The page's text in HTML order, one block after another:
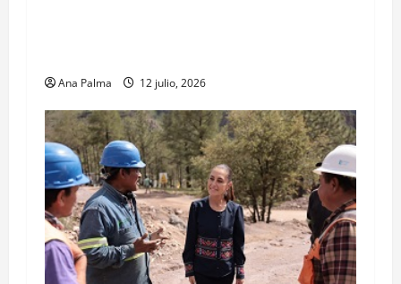
Ana Palma 12 julio, 2026